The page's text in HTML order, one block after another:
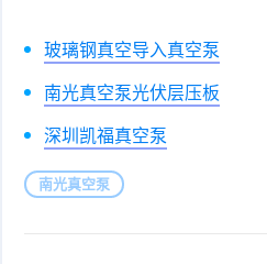
玻璃钢真空导入真空泵
南光真空泵光伏层压板
深圳凯福真空泵
南光真空泵